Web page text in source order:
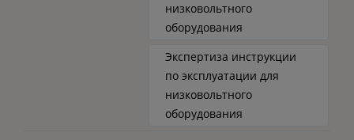
низковольтного
оборудования
Экспертиза инструкции
по эксплуатации для
низковольтного
оборудования